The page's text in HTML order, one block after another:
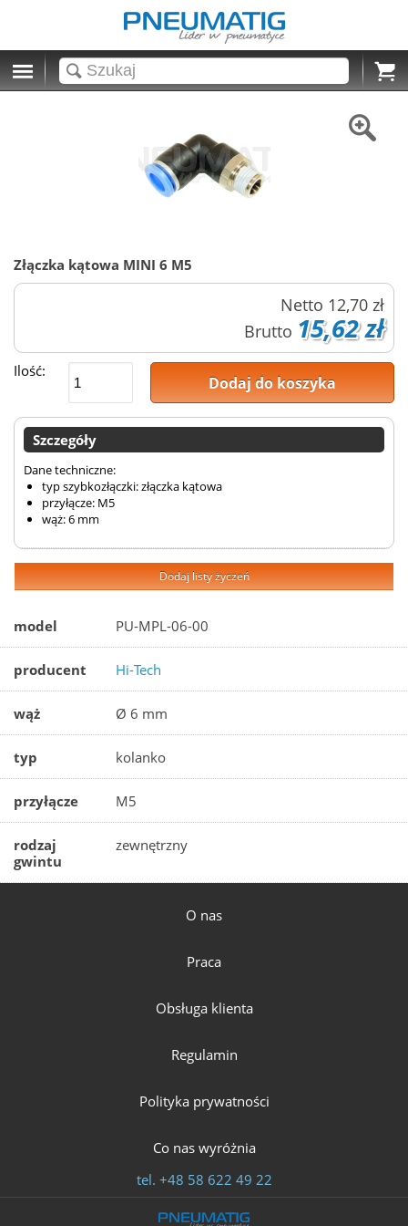
Cart
Złączka kątowa MINI 6 M5
Netto 12,70 zł
Brutto 15,62 zł
Ilość:
Dodaj do koszyka
Szczegóły
Dane techniczne:
typ szybkozłączki: złączka kątowa
przyłącze: M5
wąż: 6 mm
Dodaj listy życzeń
model PU-MPL-06-00
producent Hi-Tech
wąż Ø 6 mm
typ kolanko
przyłącze M5
rodzaj
gwintu
zewnętrzny
O nas
Praca
Obsługa klienta
Regulamin
Polityka prywatności
Co nas wyróżnia
tel. +48 58 622 49 22